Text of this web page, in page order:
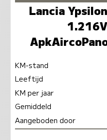
Lancia
KM-stand
Leeftijd
KM per jaar
Gemiddeld
Aangeboden door